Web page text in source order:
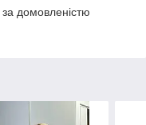
домовленістю